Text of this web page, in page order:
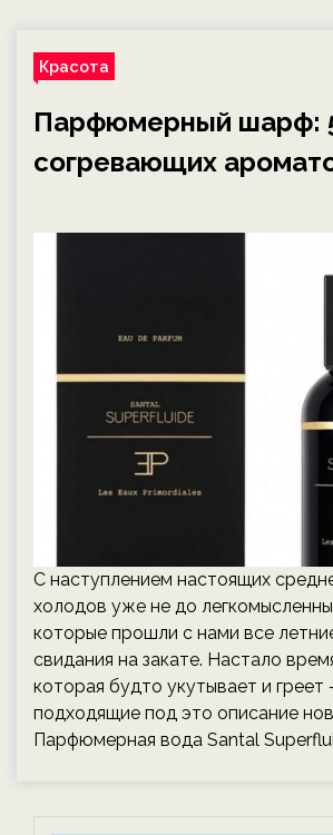
Красота
Парфюмерный шарф:
согревающих
С наступлением настоящих
холодов уже не до
которые прошли с нами все
свидания на закате. Настало
которая будто укутывает и
подходящие под это описание
Парфюмерная вода Santal